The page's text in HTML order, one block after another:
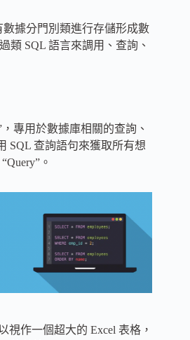
數據分門別類進行存儲形成數
類 SQL 語言來調用、查詢、
專用於數據庫相關的查詢、
SQL 查詢語句來獲取所有想
。
視作一個超大的 Excel 表格，